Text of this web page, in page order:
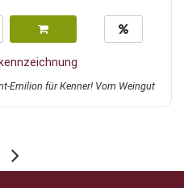
Emilion für Kenner! Vom Weingut